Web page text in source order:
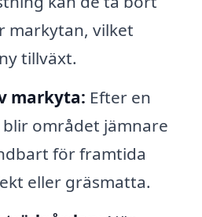
markytan, vilket
tillväxt.
markyta: Efter en
området jämnare
för framtida
eller gräsmatta.